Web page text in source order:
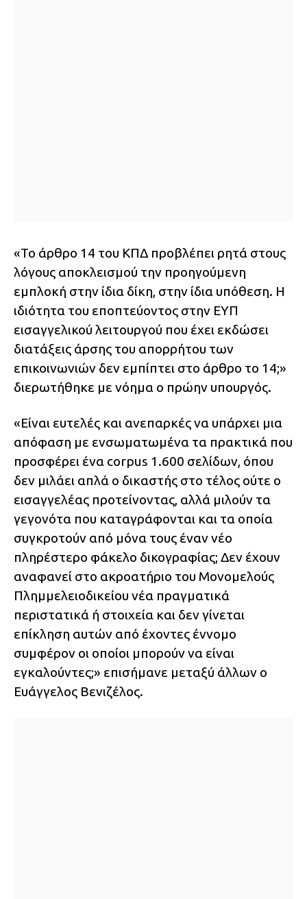
«Το άρθρο 14 του ΚΠΔ προβλέπει ρητά στους
λόγους αποκλεισμού την προηγούμενη
εμπλοκή στην ίδια δίκη, στην ίδια υπόθεση. Η
ιδιότητα του εποπτεύοντος στην ΕΥΠ
εισαγγελικού λειτουργού που έχει εκδώσει
διατάξεις άρσης του απορρήτου των
επικοινωνιών δεν εμπίπτει στο άρθρο το 14;»
διερωτήθηκε με νόημα ο πρώην υπουργός.
«Είναι ευτελές και ανεπαρκές να υπάρχει μια
απόφαση με ενσωματωμένα τα πρακτικά που
προσφέρει ένα corpus 1.600 σελίδων, όπου
δεν μιλάει απλά ο δικαστής στο τέλος ούτε ο
εισαγγελέας προτείνοντας, αλλά μιλούν τα
γεγονότα που καταγράφονται και τα οποία
συγκροτούν από μόνα τους έναν νέο
πληρέστερο φάκελο δικογραφίας; Δεν έχουν
αναφανεί στο ακροατήριο του Μονομελούς
Πλημμελειοδικείου νέα πραγματικά
περιστατικά ή στοιχεία και δεν γίνεται
επίκληση αυτών από έχοντες έννομο
συμφέρον οι οποίοι μπορούν να είναι
εγκαλούντες;» επισήμανε μεταξύ άλλων ο
Ευάγγελος Βενιζέλος.